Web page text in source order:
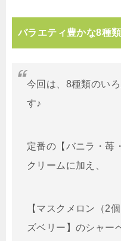
バラエティ豊かな8種
今回は、8種類のい
す♪
定番の【バニラ・苺
クリームに加え、
【マスクメロン（2
ズベリー】のシャー